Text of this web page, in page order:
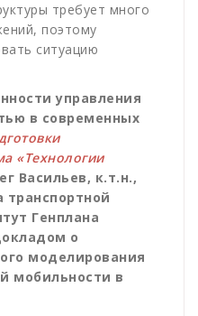
требует много
поэтому
ситуацию
управления
в современных
«Технологии
Васильев, к.т.н.,
транспортной
Генплана
о
моделирования
мобильности в